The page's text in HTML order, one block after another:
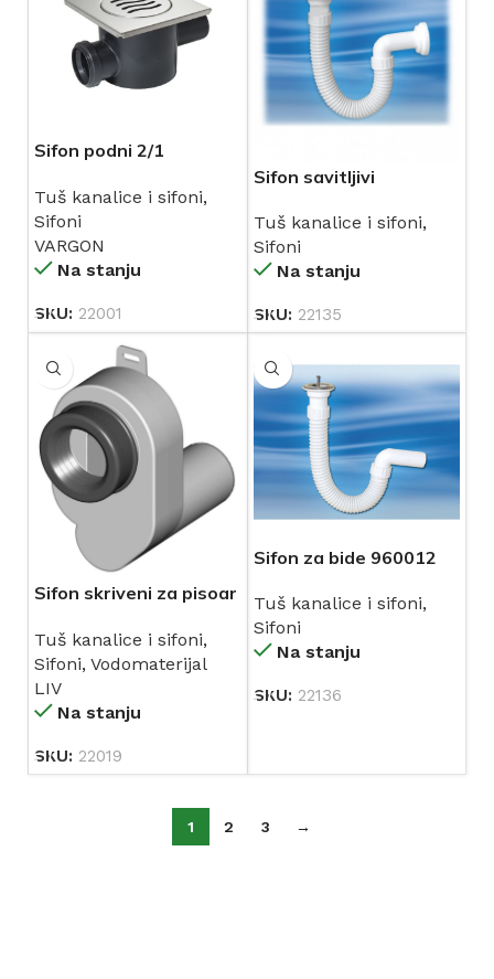
Sifon podni 2/1
VARGON
Tuš kanalice i sifoni,
Sifoni
VARGON
Na stanju
SKU: 22001
Sifon savitljivi
Tuš kanalice i sifoni,
Sifoni
Na stanju
SKU: 22135
Sifon skriveni za pisoar
Tuš kanalice i sifoni,
Sifoni, Vodomaterijal
LIV
Na stanju
SKU: 22019
Sifon za bide 960012
Tuš kanalice i sifoni,
Sifoni
Na stanju
SKU: 22136
1 2 3 →